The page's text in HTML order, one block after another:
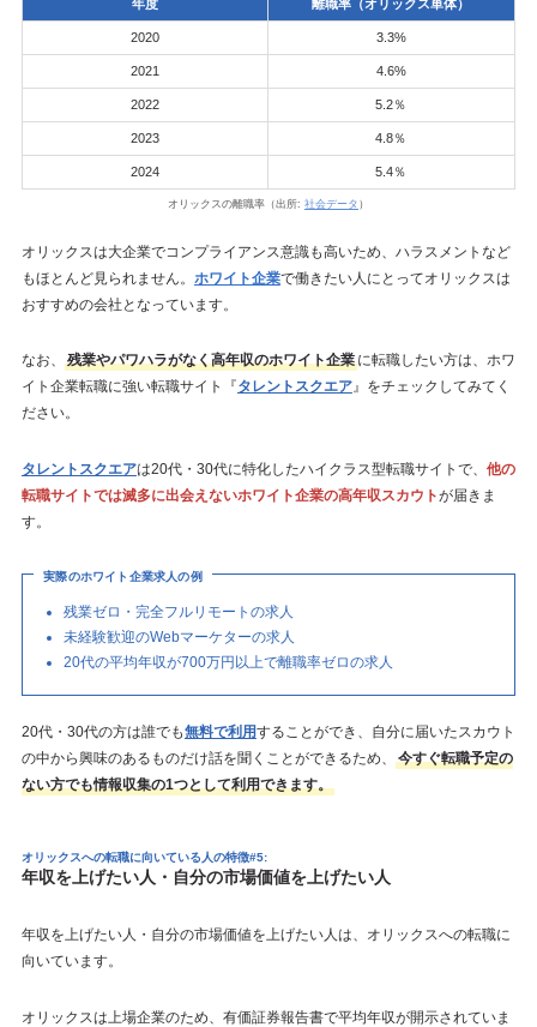
年度 離職率（オリックス単体）
2020 3.3%
2021 4.6%
2022 5.2％
2023 4.8％
2024 5.4％
オリックスの離職率（出所: 社会データ ）
オリックスは大企業でコンプライアンス意識も高いため、ハラスメントなど
もほとんど見られません。 ホワイト企業で働きたい人にとってオリックスは
おすすめの会社となっています。
なお、 残業やパワハラがなく高年収のホワイト企業に転職したい方は、ホワ
イト企業転職に強い転職サイト『タレントスクエア』をチェックしてみてく
ださい。
タレントスクエアは20代・30代に特化したハイクラス型転職サイトで、 他の
転職サイトでは滅多に出会えないホワイト企業の高年収スカウトが届きま
す。
実際のホワイト企業求人の例
残業ゼロ・完全フルリモートの求人
未経験歓迎のWebマーケターの求人
20代の平均年収が700万円以上で離職率ゼロの求人
20代・30代の方は誰でも無料で利用することができ、自分に届いたスカウト
の中から興味のあるものだけ話を聞くことができるため、
今すぐ転職予定の
ない方でも情報収集の1つとして利用できます。
オリックスへの転職に向いている人の特徴#5:
年収を上げたい人・自分の市場価値を上げたい人
年収を上げたい人・自分の市場価値を上げたい人は、オリックスへの転職に
向いています。
オリックスは上場企業のため、有価証券報告書で平均年収が開示されていま